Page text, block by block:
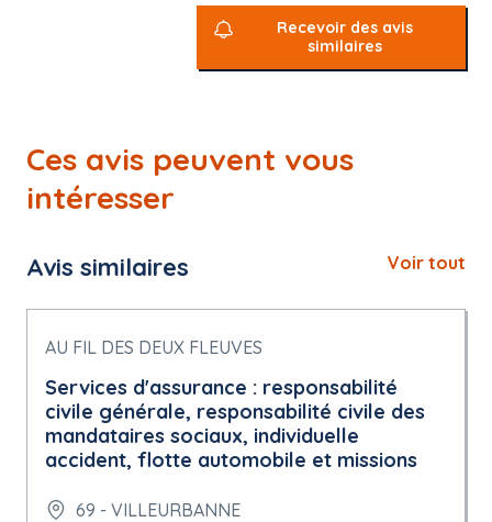
Recevoir des avis
similaires
Ces avis peuvent vous
intéresser
Avis similaires Voir tout
AU FIL DES DEUX FLEUVES
Services d'assurance : responsabilité
civile générale, responsabilité civile des
mandataires sociaux, individuelle
accident, flotte automobile et missions
69 - VILLEURBANNE